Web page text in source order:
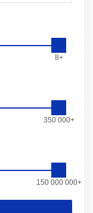
8+
350 000+
150 000 000+